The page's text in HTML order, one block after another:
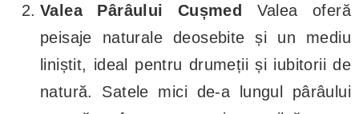
Valea Pârâului Cușmed Valea oferă
peisaje naturale deosebite și un mediu
liniștit, ideal pentru drumeții și iubitorii de
natură. Satele mici de-a lungul pârâului